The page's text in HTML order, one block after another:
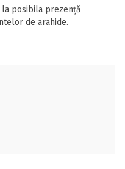
la posibila prezență
de arahide.